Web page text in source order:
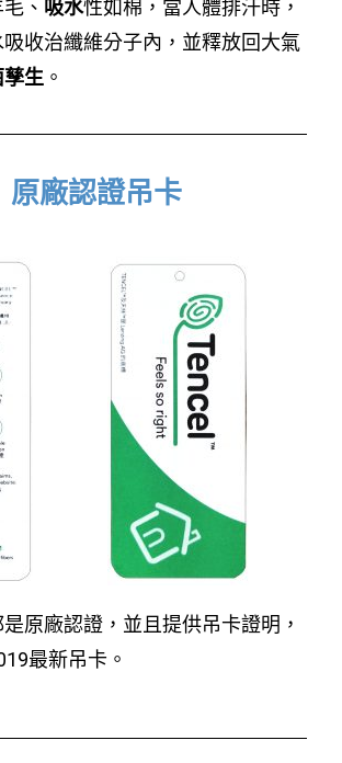
、 吸水性如棉，當人體排汗時，
收治纖維分子內，並釋放回大氣
生 。
原廠認證吊卡
原廠認證，並且提供吊卡證明，
最新吊卡。